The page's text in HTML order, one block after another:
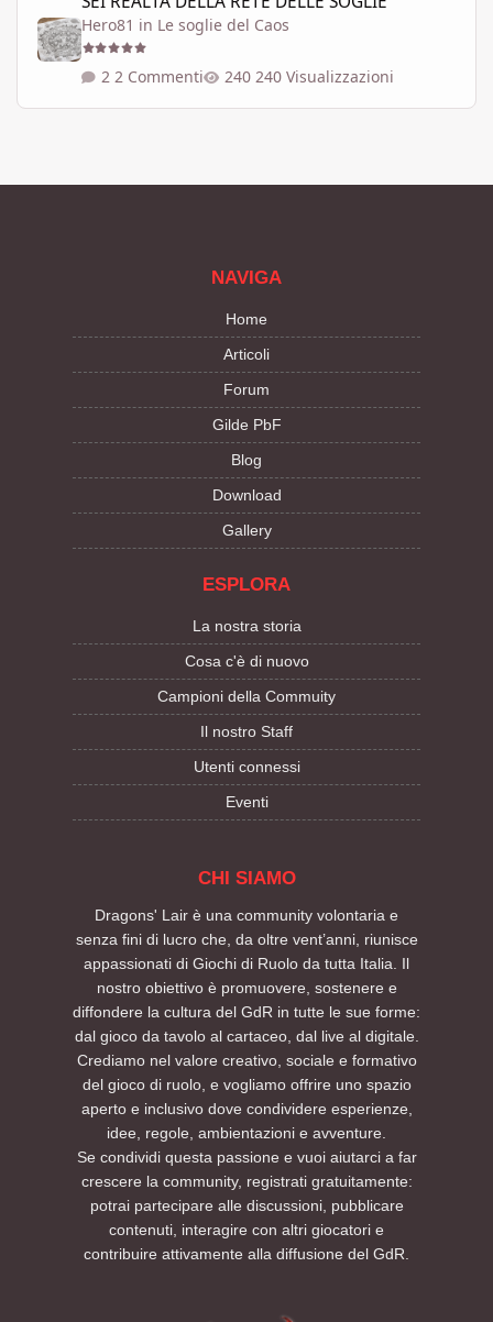
Hero81 in Le soglie del Caos
2 Commenti 240 Visualizzazioni
NAVIGA
Home
Articoli
Forum
Gilde PbF
Blog
Download
Gallery
ESPLORA
La nostra storia
Cosa c'è di nuovo
Campioni della Commuity
Il nostro Staff
Utenti connessi
Eventi
CHI SIAMO
Dragons' Lair è una community volontaria e
senza fini di lucro che, da oltre vent’anni, riunisce
appassionati di Giochi di Ruolo da tutta Italia. Il
nostro obiettivo è promuovere, sostenere e
diffondere la cultura del GdR in tutte le sue forme:
dal gioco da tavolo al cartaceo, dal live al digitale.
Crediamo nel valore creativo, sociale e formativo
del gioco di ruolo, e vogliamo offrire uno spazio
aperto e inclusivo dove condividere esperienze,
idee, regole, ambientazioni e avventure.
Se condividi questa passione e vuoi aiutarci a far
crescere la community, registrati gratuitamente:
potrai partecipare alle discussioni, pubblicare
contenuti, interagire con altri giocatori e
contribuire attivamente alla diffusione del GdR.